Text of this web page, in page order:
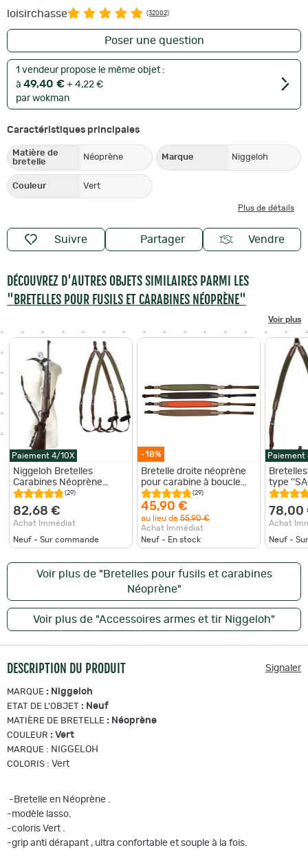
loisirchasse (32002)
Poser une question
1 vendeur propose le même objet :
à 49,40 € + 4,22 €
par wokman
Caractéristiques principales
Matière de
bretelle
Néoprène Marque Niggeloh
Couleur Vert
Plus de détails
Suivre Partager Vendre
DÉCOUVREZ D'AUTRES OBJETS SIMILAIRES PARMI LES
"BRETELLES POUR FUSILS ET CARABINES NÉOPRÈNE"
Voir plus
Paiement 4/10X
Niggeloh Bretelles
Carabines Néoprène
montagne Niggeloh
Bretelles Carabines
Néoprène montagne
OLIVE
(29)
82,68 €
Achat Immédiat
Neuf - Sur commande
-18%
Bretelle droite néoprène
pour carabine à boucle
standard - Niggeloh Vert
(29)
45,90 €
au lieu de 55,90 €
Achat Immédiat
Neuf - En stock
Paiement
type
78,00
Achat
Neuf -
Voir plus de "Bretelles pour fusils et carabines
Néoprène"
Voir plus de "Accessoires armes et tir Niggeloh"
DESCRIPTION DU PRODUIT Signaler
MARQUE : Niggeloh
ETAT DE L'OBJET : Neuf
MATIÈRE DE BRETELLE : Néoprène
COULEUR : Vert
MARQUE : NIGGELOH
COLORIS : Vert
-Bretelle en Néoprène .
-modèle lasso.
-coloris Vert .
-grip anti dérapant , ultra confortable et souple à la fois.